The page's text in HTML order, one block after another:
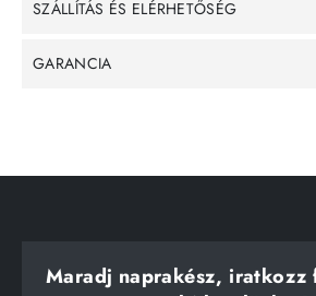
SZÁLLÍTÁS ÉS ELÉRHETŐSÉG
GARANCIA
Maradj naprakész, iratkozz